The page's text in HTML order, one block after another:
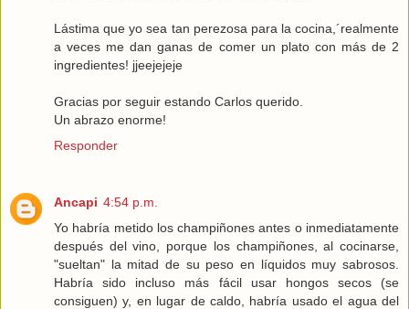
Lástima que yo sea tan perezosa para la cocina,´realmente
a veces me dan ganas de comer un plato con más de 2
ingredientes! jjeejejeje
Gracias por seguir estando Carlos querido.
Un abrazo enorme!
Responder
Ancapi 4:54 p.m.
Yo habría metido los champiñones antes o inmediatamente
después del vino, porque los champiñones, al cocinarse,
"sueltan" la mitad de su peso en líquidos muy sabrosos.
Habría sido incluso más fácil usar hongos secos (se
consiguen) y, en lugar de caldo, habría usado el agua del